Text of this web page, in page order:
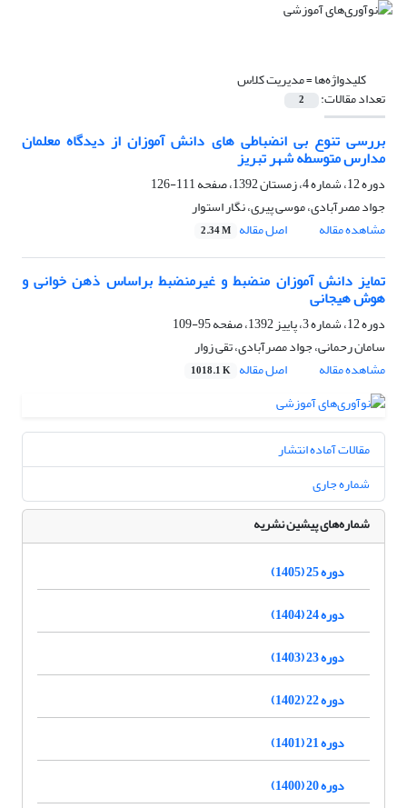
کلیدواژه‌ها =مدیریت کلاس
تعداد مقالات: 2
بررسی تنوع بی انضباطی های دانش آموزان از دیدگاه معلمان
مدارس متوسطه شهر تبریز
دوره 12، شماره 4، زمستان 1392، صفحه
111-126
جواد مصرآبادی، موسی پیری، نگار استوار
مشاهده مقاله
اصل مقاله 2.34 M
تمایز دانش آموزان منضبط و غیرمنضبط براساس ذهن خوانی و
هوش هیجانی
دوره 12، شماره 3، پاییز 1392، صفحه
95-109
سامان رحمانی، جواد مصرآبادی، تقی زوار
مشاهده مقاله
اصل مقاله 1018.1 K
مقالات آماده انتشار
شماره جاری
شماره‌های پیشین نشریه
دوره 25 (1405)
دوره 24 (1404)
دوره 23 (1403)
دوره 22 (1402)
دوره 21 (1401)
دوره 20 (1400)